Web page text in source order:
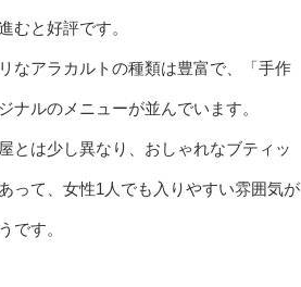
むと好評です。
なアラカルトの種類は豊富で、「手作
ナルのメニューが並んでいます。
とは少し異なり、おしゃれなブティッ
って、女性1人でも入りやすい雰囲気が
です。